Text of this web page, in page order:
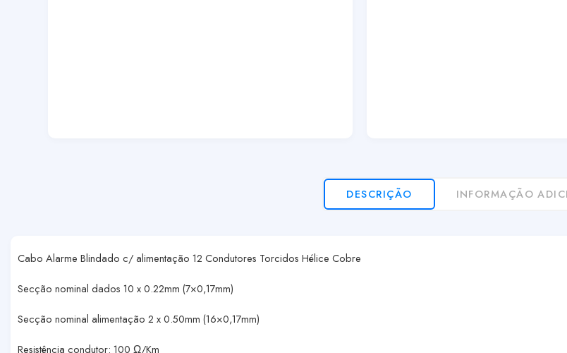
DESCRIÇÃO INFORMAÇÃO
Cabo Alarme Blindado c/ alimentação 12 Condutores Torcidos Hélice Cobre
Secção nominal dados 10 x 0.22mm (7×0,17mm)
Secção nominal alimentação 2 x 0.50mm (16×0,17mm)
Resistência condutor: 100 Ω/Km